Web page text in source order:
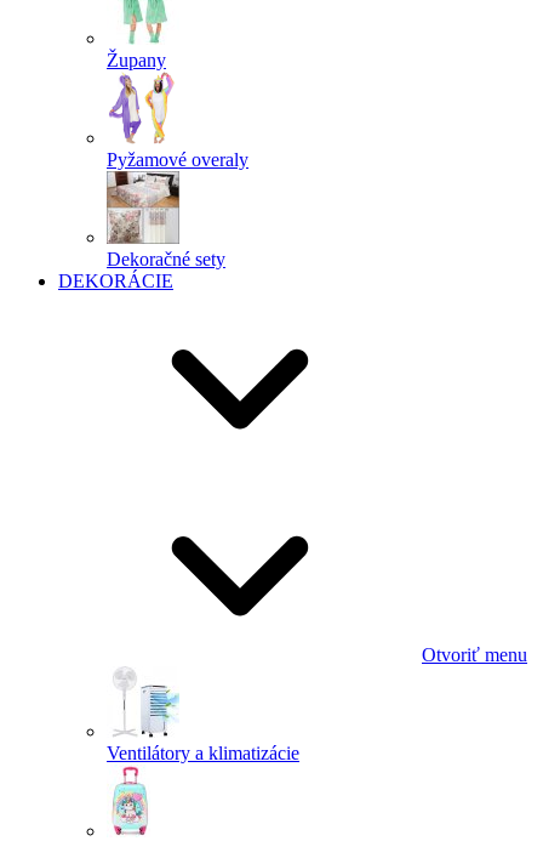
Župany
Pyžamové overaly
Dekoračné sety
DEKORÁCIE
Otvoriť menu
Ventilátory a klimatizácie